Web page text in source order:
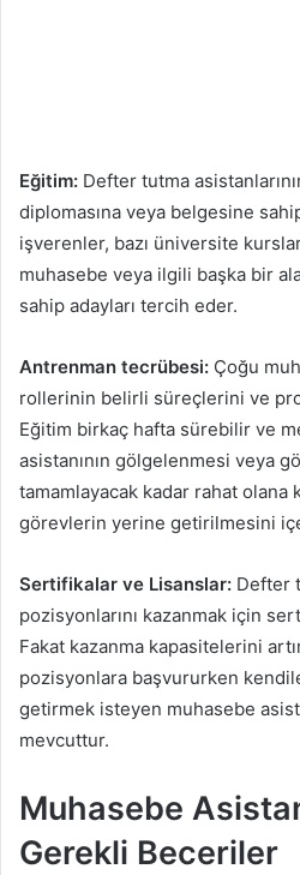
Eğitim: Defter tutma
diplomasına veya belgesine
işverenler, bazı üniversite
muhasebe veya ilgili başka bir
sahip adayları tercih eder.
Antrenman tecrübesi: Çoğu
rollerinin belirli süreçlerini ve
Eğitim birkaç hafta sürebilir ve
asistanının gölgelenmesi veya
tamamlayacak kadar rahat olana
görevlerin yerine getirilmesini
Sertifikalar ve Lisanslar: Defter
pozisyonlarını kazanmak için
Fakat kazanma kapasitelerini
pozisyonlara başvururken
getirmek isteyen muhasebe
mevcuttur.
Muhasebe
Gerekli Beceriler